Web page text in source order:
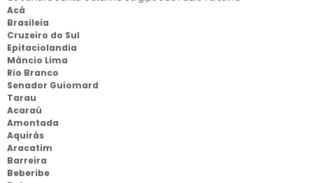
Acá
Brasileia
Cruzeiro do Sul
Epitaciolandia
Mâncio Lima
Rio Branco
Senador Guiomard
Tarau
Acaraú
Amontada
Aquirás
Aracatim
Barreira
Beberibe